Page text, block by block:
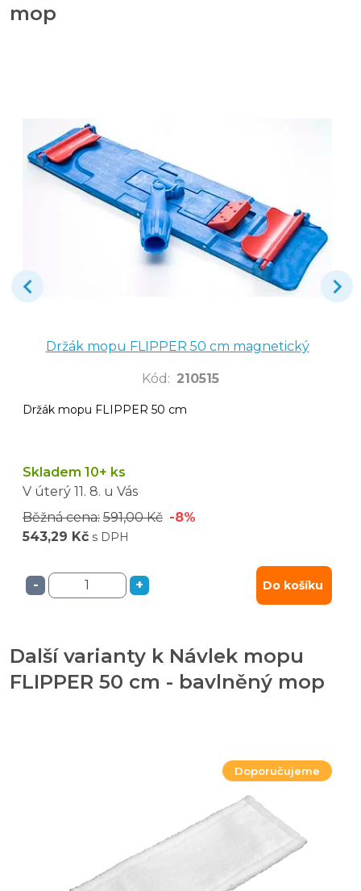
mop
Držák mopu FLIPPER 50 cm magnetický
Kód : 210515
Držák mopu FLIPPER 50 cm
Skladem 10+ ks
V úterý 11. 8. u Vás
Běžná cena: 591,00 Kč -8%
543,29 Kč s DPH
- + Do košíku
Další varianty k Návlek mopu
FLIPPER 50 cm - bavlněný mop
Doporučujeme